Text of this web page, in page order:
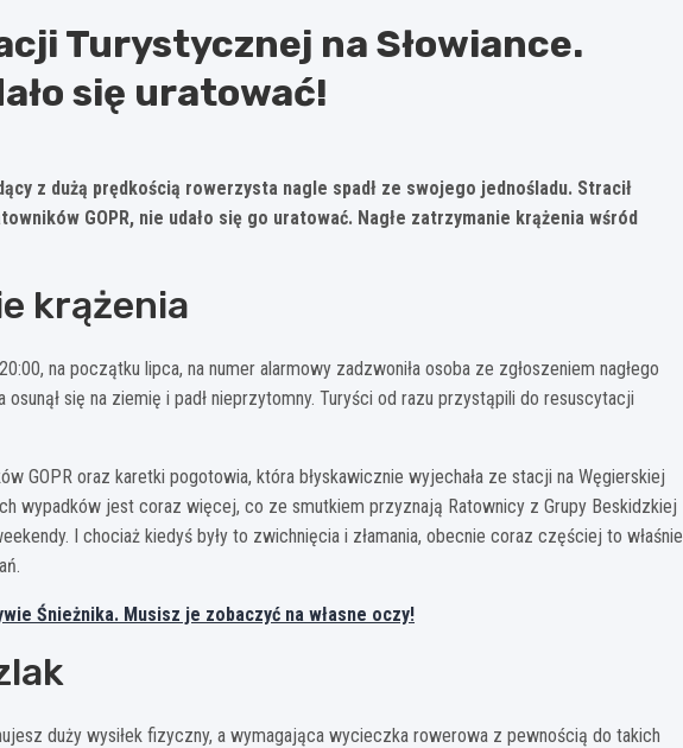
Turystycznej na Słowiance.
się uratować!
z dużą prędkością rowerzysta nagle spadł ze swojego jednośladu. Stracił
GOPR, nie udało się go uratować. Nagłe zatrzymanie krążenia wśród
krążenia
na początku lipca, na numer alarmowy zadzwoniła osoba ze zgłoszeniem nagłego
się na ziemię i padł nieprzytomny. Turyści od razu przystąpili do resuscytacji
GOPR oraz karetki pogotowia, która błyskawicznie wyjechała ze stacji na Węgierskiej
wypadków jest coraz więcej, co ze smutkiem przyznają Ratownicy z Grupy Beskidzkiej
I chociaż kiedyś były to zwichnięcia i złamania, obecnie coraz częściej to właśnie
Śnieżnika. Musisz je zobaczyć na własne oczy!
duży wysiłek fizyczny, a wymagająca wycieczka rowerowa z pewnością do takich